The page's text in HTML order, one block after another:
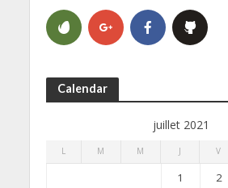
Calendar
juillet 2021
L M M J V
1 2